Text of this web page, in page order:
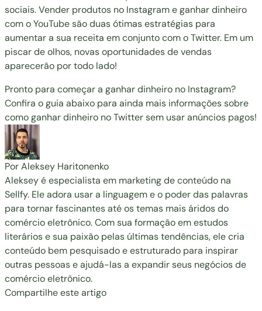
sociais.Vender produtos no Instagrameganhar dinheiro
com o YouTubesão duas ótimas estratégias para
aumentar a sua receita em conjunto com o Twitter. Em um
piscar de olhos, novas oportunidades de vendas
aparecerão por todo lado!
Pronto para começar a ganhar dinheiro no Instagram?
Confira o guia abaixo para ainda mais informações sobre
como ganhar dinheiro no Twitter sem usar anúncios pagos!
Por Aleksey Haritonenko
Aleksey é especialista em marketing de conteúdo na
Sellfy. Ele adora usar a linguagem e o poder das palavras
para tornar fascinantes até os temas mais áridos do
comércio eletrônico. Com sua formação em estudos
literários e sua paixão pelas últimas tendências, ele cria
conteúdo bem pesquisado e estruturado para inspirar
outras pessoas e ajudá-las a expandir seus negócios de
comércio eletrônico.
Compartilhe este artigo